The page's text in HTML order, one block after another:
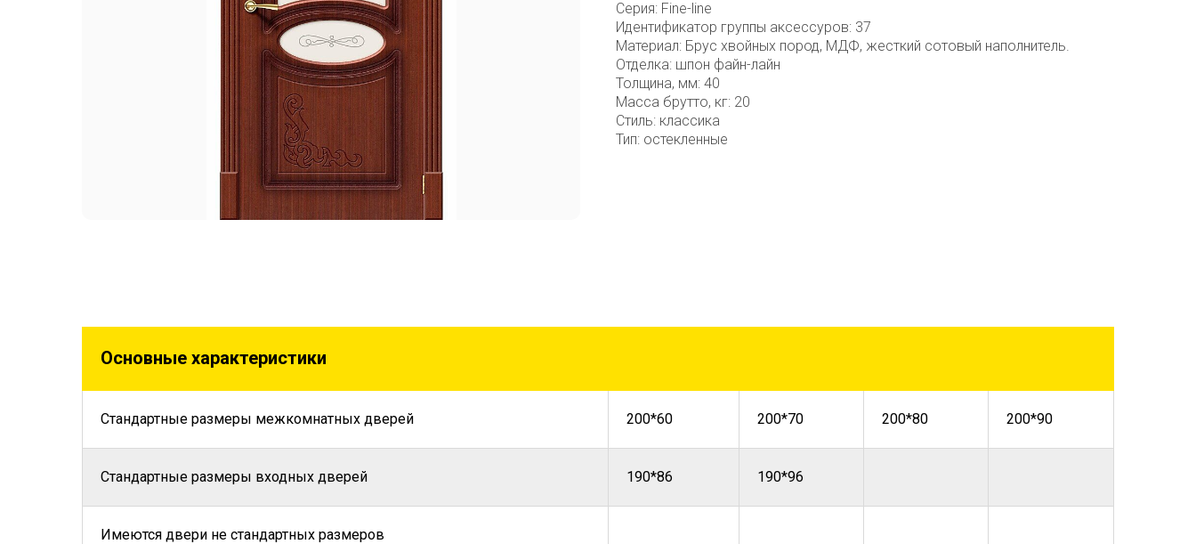
Серия: Fine-line
Идентификатор группы аксессуров: 37
Материал: Брус хвойных пород, МДФ, жесткий сотовый наполнитель.
Отделка: шпон файн-лайн
Толщина, мм: 40
Масса брутто, кг: 20
Стиль: классика
Тип: остекленные
Основные характеристики
Стандартные размеры межкомнатных дверей 200*60 200*70 200*80 200*90
Стандартные размеры входных дверей 190*86 190*96
Имеются двери не стандартных размеров